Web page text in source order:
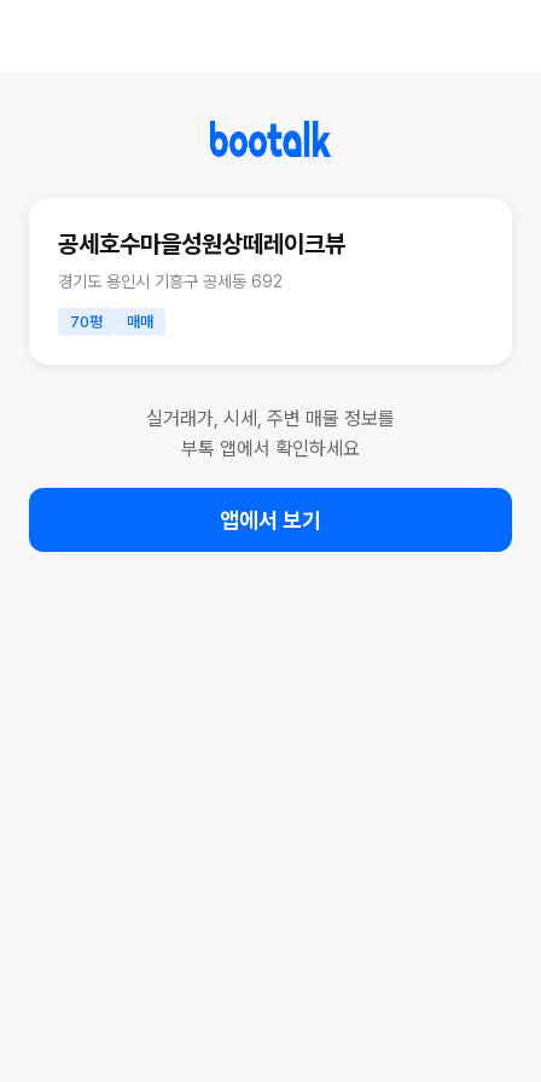
공세호수마을성원상떼레이크뷰
경기도 용인시 기흥구 공세동 692
70평 매매
실거래가, 시세, 주변 매물 정보를
부톡 앱에서 확인하세요
앱에서 보기